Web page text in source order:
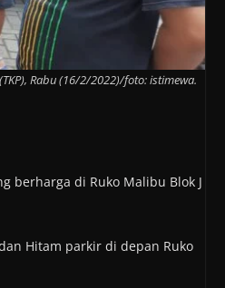
Rabu (16/2/2022)/foto: istimewa.
berharga di Ruko Malibu Blok J
Hitam parkir di depan Ruko